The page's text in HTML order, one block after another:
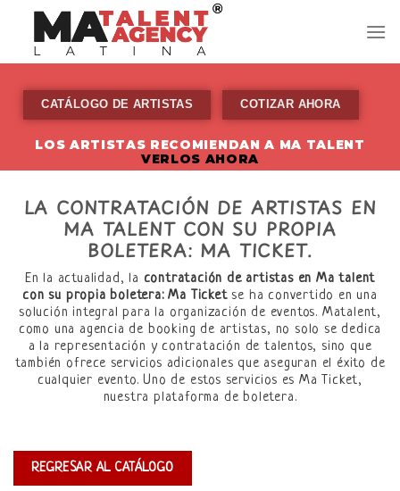
content
CATÁLOGO DE ARTISTAS COTIZAR AHORA
LOS ARTISTAS RECOMIENDAN A MA TALENT
VERLOS AHORA
LA CONTRATACIÓN DE ARTISTAS EN
MA TALENT CON SU PROPIA
BOLETERA: MA TICKET.
En la actualidad, la contratación de artistas en Ma talent
con su propia boletera: Ma Ticketse ha convertido en una
solución integral para la organización de eventos. Matalent,
como una agencia de booking de artistas, no solo se dedica
a la representación y contratación de talentos, sino que
también ofrece servicios adicionales que aseguran el éxito de
cualquier evento. Uno de estos servicios es Ma Ticket,
nuestra plataforma de boletera.
REGRESAR AL CATÁLOGO